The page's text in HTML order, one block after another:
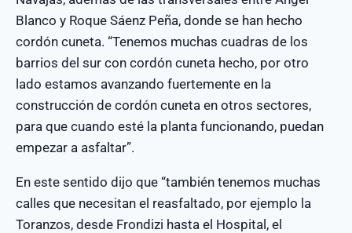
Blanco y Roque Sáenz Peña, donde se han hecho
cordón cuneta. “Tenemos muchas cuadras de los
barrios del sur con cordón cuneta hecho, por otro
lado estamos avanzando fuertemente en la
construcción de cordón cuneta en otros sectores,
para que cuando esté la planta funcionando, puedan
empezar a asfaltar”.
En este sentido dijo que “también tenemos muchas
calles que necesitan el reasfaltado, por ejemplo la
Toranzos, desde Frondizi hasta el Hospital, el